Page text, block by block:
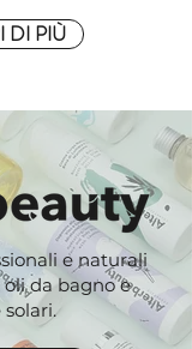
DI PIÙ
e naturali
oli da bagno e